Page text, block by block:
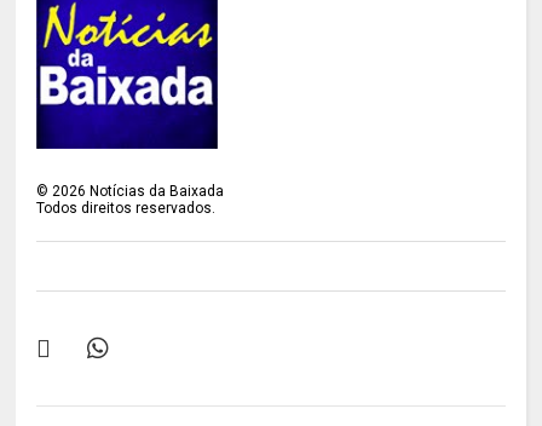
©2026 Notícias da Baixada
Todos direitos reservados.